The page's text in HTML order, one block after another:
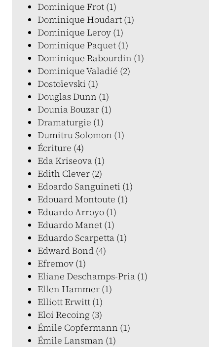
Dominique Frot (1)
Dominique Houdart (1)
Dominique Leroy (1)
Dominique Paquet (1)
Dominique Rabourdin (1)
Dominique Valadié (2)
Dostoïevski (1)
Douglas Dunn (1)
Dounia Bouzar (1)
Dramaturgie (1)
Dumitru Solomon (1)
Écriture (4)
Eda Kriseova (1)
Edith Clever (2)
Edoardo Sanguineti (1)
Edouard Montoute (1)
Eduardo Arroyo (1)
Eduardo Manet (1)
Eduardo Scarpetta (1)
Edward Bond (4)
Efremov (1)
Eliane Deschamps-Pria (1)
Ellen Hammer (1)
Elliott Erwitt (1)
Eloi Recoing (3)
Émile Copfermann (1)
Émile Lansman (1)